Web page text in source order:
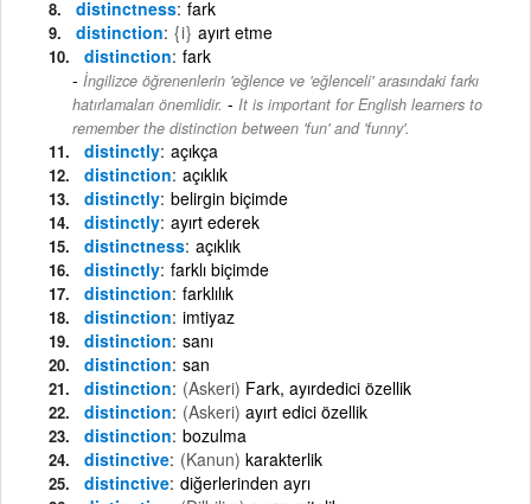
distinctness fark
distinction {i} ayırt etme
distinction fark
İngilizce öğrenenlerin 'eğlence ve 'eğlenceli' arasındaki farkı
hatırlamaları önemlidir. - It is important for English learners to
remember the distinction between 'fun' and 'funny'.
distinctly açıkça
distinction açıklık
distinctly belirgin biçimde
distinctly ayırt ederek
distinctness açıklık
distinctly farklı biçimde
distinction farklılık
distinction imtiyaz
distinction sanı
distinction san
distinction (Askeri) Fark, ayırdedici özellik
distinction (Askeri) ayırt edici özellik
distinction bozulma
distinctive (Kanun) karakterlik
distinctive diğerlerinden ayrı